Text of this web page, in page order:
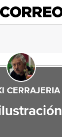
CERRAJERIA